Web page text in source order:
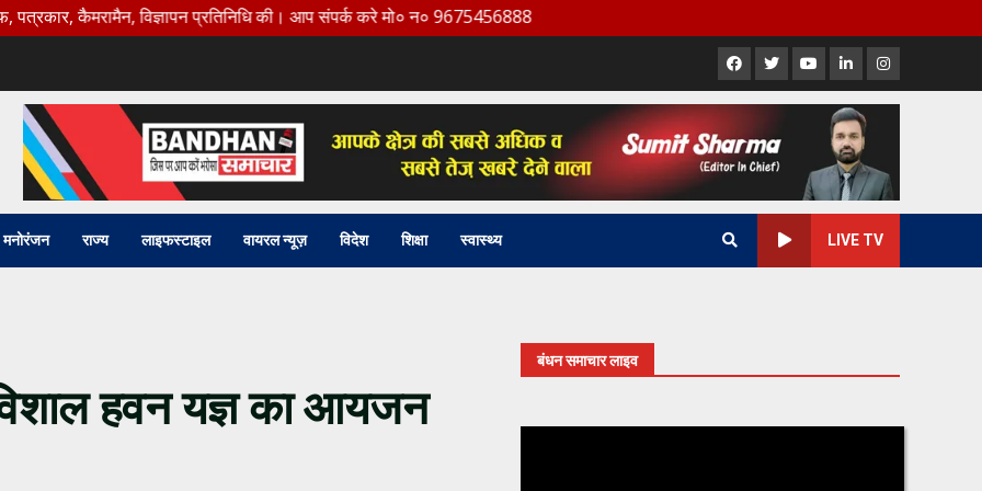
विज्ञापन प्रतिनिधि की। आप संपर्क करे मो० न० 9675456888
Facebook
X YoutubeLinkedInInstagram
मनोरंजन राज्य लाइफस्टाइल वायरल न्यूज़ विदेश शिक्षा स्वास्थ्य LIVE TV
हवन यज्ञ का आयजन
बंधन समाचार लाइव